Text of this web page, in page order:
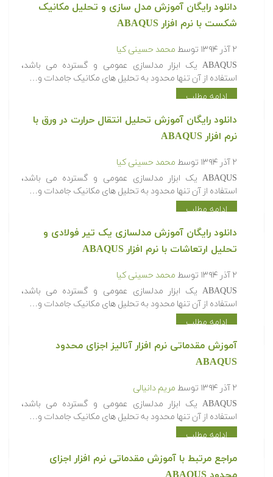
دانلود رایگان آموزش مدل سازی و تحلیل مکانیک
شکست با نرم افزار ABAQUS
۲ آذر ۱۳۹۴ توسط محمد حسینی کیا
ABAQUS یک ابزار مدلسازی عمومی و گسترده می باشد،
استفاده از آن تنها محدود به تحلیل های مکانیک جامدات و…
ادامه مطلب
دانلود رایگان آموزش تحلیل انتقال حرارت در ورق با
نرم افزار ABAQUS
۲ آذر ۱۳۹۴ توسط محمد حسینی کیا
ABAQUS یک ابزار مدلسازی عمومی و گسترده می باشد،
استفاده از آن تنها محدود به تحلیل های مکانیک جامدات و…
ادامه مطلب
دانلود رایگان آموزش مدلسازی یک تیر فولادی و
تحلیل ارتعاشات با نرم افزار ABAQUS
۲ آذر ۱۳۹۴ توسط محمد حسینی کیا
ABAQUS یک ابزار مدلسازی عمومی و گسترده می باشد،
استفاده از آن تنها محدود به تحلیل های مکانیک جامدات و…
ادامه مطلب
آموزش مقدماتی نرم افزار آنالیز اجزای محدود
ABAQUS
۲ آذر ۱۳۹۴ توسط مریم دانیالی
ABAQUS یک ابزار مدلسازی عمومی و گسترده می باشد،
استفاده از آن تنها محدود به تحلیل های مکانیک جامدات و…
ادامه مطلب
مراجع مرتبط با آموزش مقدماتی نرم افزار اجزای